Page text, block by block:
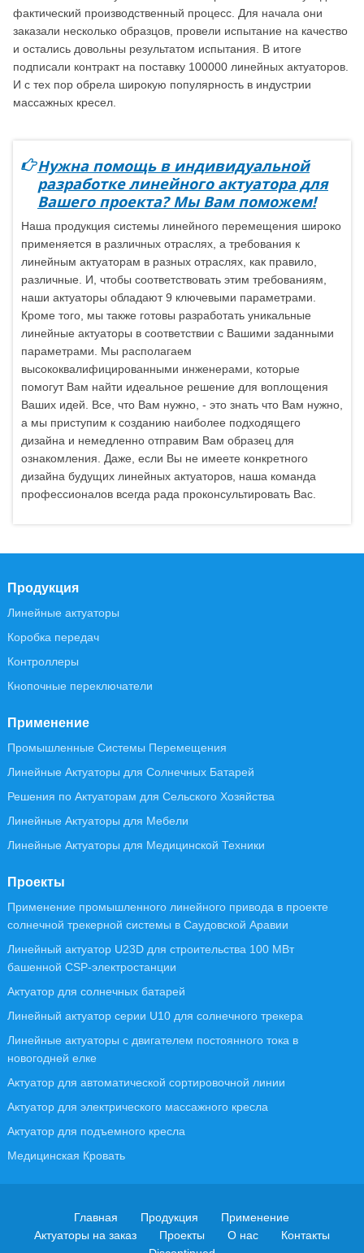
фактический производственный процесс. Для начала они
заказали несколько образцов, провели испытание на качество
и остались довольны результатом испытания. В итоге
подписали контракт на поставку 100000 линейных актуаторов.
И с тех пор обрела широкую популярность в индустрии
массажных кресел.
Нужна помощь в индивидуальной
разработке линейного актуатора для
Вашего проекта? Мы Вам поможем!
Наша продукция системы линейного перемещения широко
применяется в различных отраслях, а требования к
линейным актуаторам в разных отраслях, как правило,
различные. И, чтобы соответствовать этим требованиям,
наши актуаторы обладают 9 ключевыми параметрами.
Кроме того, мы также готовы разработать уникальные
линейные актуаторы в соответствии с Вашими заданными
параметрами. Мы располагаем
высококвалифицированными инженерами, которые
помогут Вам найти идеальное решение для воплощения
Ваших идей. Все, что Вам нужно, - это знать что Вам нужно,
а мы приступим к созданию наиболее подходящего
дизайна и немедленно отправим Вам образец для
ознакомления. Даже, если Вы не имеете конкретного
дизайна будущих линейных актуаторов, наша команда
профессионалов всегда рада проконсультировать Вас.
Продукция
Линейные актуаторы
Коробка передач
Контроллеры
Кнопочные переключатели
Применение
Промышленные Системы Перемещения
Линейные Актуаторы для Солнечных Батарей
Решения по Актуаторам для Сельского Хозяйства
Линейные Актуаторы для Мебели
Линейные Актуаторы для Медицинской Техники
Проекты
Применение промышленного линейного привода в проекте
солнечной трекерной системы в Саудовской Аравии
Линейный актуатор U23D для строительства 100 МВт
башенной CSP-электростанции
Актуатор для солнечных батарей
Линейный актуатор серии U10 для солнечного трекера
Линейные актуаторы с двигателем постоянного тока в
новогодней елке
Актуатор для автоматической сортировочной линии
Актуатор для электрического массажного кресла
Актуатор для подъемного кресла
Медицинская Кровать
Главная Продукция
Применение
Актуаторы на заказ
Проекты О нас
Контакты